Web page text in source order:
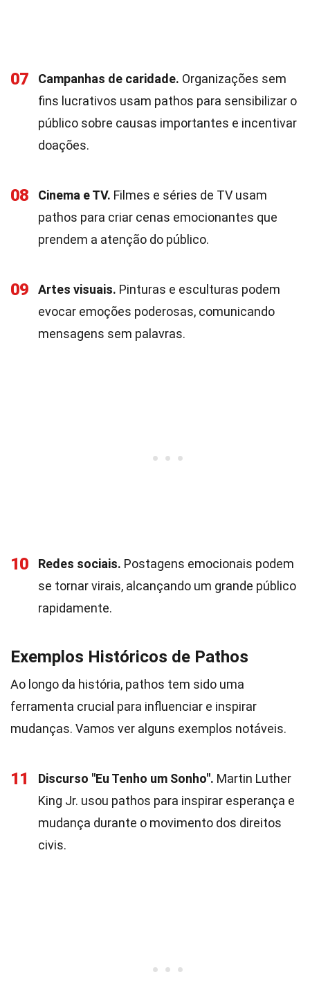
07 Campanhas de caridade. Organizações sem
fins lucrativos usam pathos para sensibilizar o
público sobre causas importantes e incentivar
doações.
08 Cinema e TV. Filmes e séries de TV usam
pathos para criar cenas emocionantes que
prendem a atenção do público.
09 Artes visuais. Pinturas e esculturas podem
evocar emoções poderosas, comunicando
mensagens sem palavras.
10 Redes sociais. Postagens emocionais podem
se tornar virais, alcançando um grande público
rapidamente.
Exemplos Históricos de Pathos
Ao longo da história, pathos tem sido uma
ferramenta crucial para influenciar e inspirar
mudanças. Vamos ver alguns exemplos notáveis.
11 Discurso "Eu Tenho um Sonho". Martin Luther
King Jr. usou pathos para inspirar esperança e
mudança durante o movimento dos direitos
civis.